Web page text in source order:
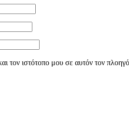
τον ιστότοπο μου σε αυτόν τον